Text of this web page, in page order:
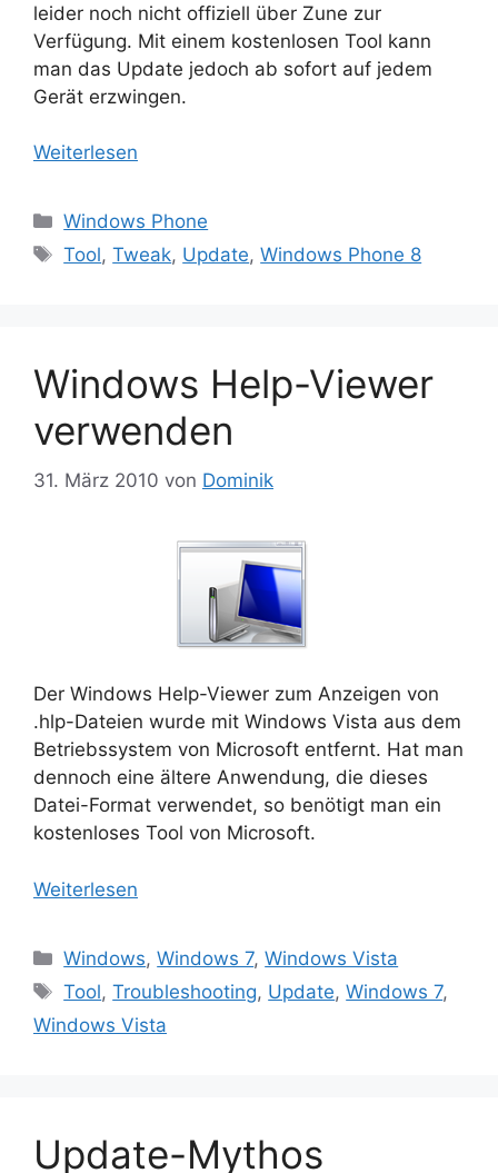
leider noch nicht offiziell über Zune zur
Verfügung. Mit einem kostenlosen Tool kann
man das Update jedoch ab sofort auf jedem
Gerät erzwingen.
Weiterlesen
Kategorien
Windows Phone
Schlagwörter
Tool,Tweak, Update,Windows Phone 8
Windows Help-Viewer
verwenden
31. März 2010 von Dominik
Der Windows Help-Viewer zum Anzeigen von
.hlp-Dateien wurde mit Windows Vista aus dem
Betriebssystem von Microsoft entfernt. Hat man
dennoch eine ältere Anwendung, die dieses
Datei-Format verwendet, so benötigt man ein
kostenloses Tool von Microsoft.
Weiterlesen
Kategorien
Windows,Windows 7,Windows Vista
Schlagwörter
Tool,Troubleshooting, Update,Windows 7,
Windows Vista
Update-Mythos